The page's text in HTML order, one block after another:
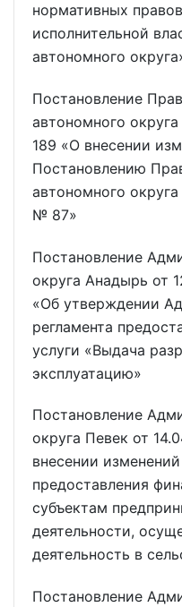
нормативных
исполнительной
автономного
Постановление
автономного
189 «О внесении
Постановлению
автономного
№ 87»
Постановление
округа Анадырь от
«Об утверждении
регламента
услуги «Выдача
эксплуатацию»
Постановление
округа Певек от
внесении
предоставления
субъектам
деятельности,
деятельность в
Постановление